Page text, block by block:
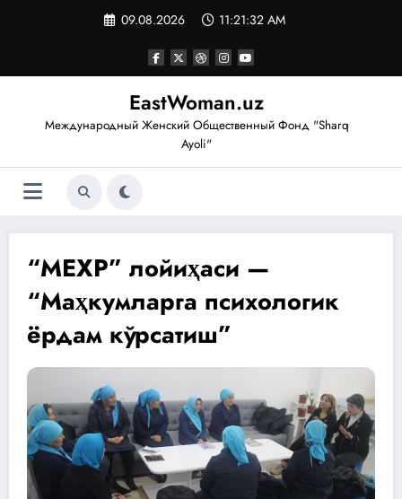
09.08.2026 11:21:33 AM
EastWoman.uz
Международный Женский Общественный Фонд "Sharq
Ayoli"
“МЕХР” лойиҳаси —
“Маҳкумларга психологик
ёрдам кўрсатиш”